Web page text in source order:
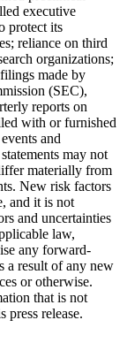
executive
protect its
reliance on third
organizations;
made by
(SEC),
reports on
with or furnished
and
may not
materially from
New risk factors
and it is not
and uncertainties
law,
any forward-
a result of any new
or otherwise.
that is not
press release.